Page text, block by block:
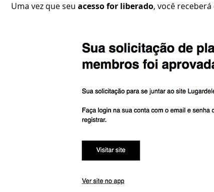
Uma vez que seu acesso for liberado, você